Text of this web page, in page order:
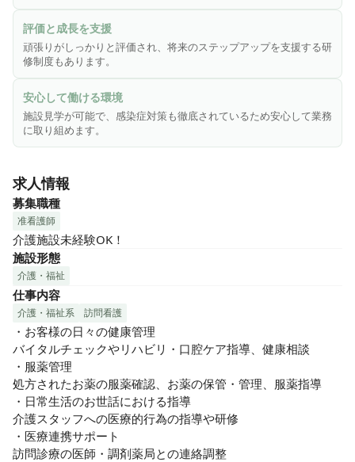
プアップしたい方は大歓迎！
ブランクのある方も安心して再スタートを切れるようにサポ
ートします。
看護師として新しい場所に転職・復職される方を応援しま
す！
評価と成長を支援
頑張りがしっかりと評価され、将来のステップアップを支援する研
修制度もあります。
安心して働ける環境
施設見学が可能で、感染症対策も徹底されているため安心して業務
に取り組めます。
求人情報
募集職種
准看護師
介護施設未経験OK！
施設形態
介護・福祉
仕事内容
介護・福祉系 訪問看護
・お客様の日々の健康管理
バイタルチェックやリハビリ・口腔ケア指導、健康相談
・服薬管理
処方されたお薬の服薬確認、お薬の保管・管理、服薬指導
・日常生活のお世話における指導
介護スタッフへの医療的行為の指導や研修
・医療連携サポート
訪問診療の医師・調剤薬局との連絡調整